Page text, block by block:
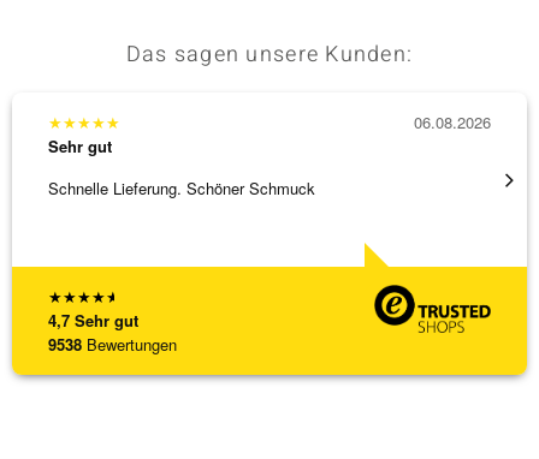
Das sagen unsere Kunden:
★★★★★
4,7 Sehr gut
9538 Bewertungen
★★★★★
Sehr gut
Schnelle Lieferung. Schöner Schmuck
06.08.2026
Top